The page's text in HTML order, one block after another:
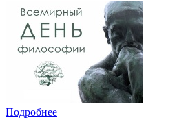
Подробнее